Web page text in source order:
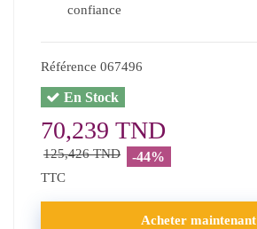
confiance
Référence 067496
En Stock
70,239 TND
125,426 TND -44%
TTC
Acheter maintenant